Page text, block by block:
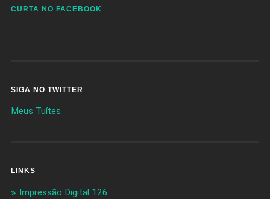
CURTA NO FACEBOOK
SIGA NO TWITTER
Meus Tuítes
LINKS
Impressão Digital 126